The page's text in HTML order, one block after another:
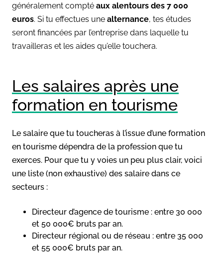
généralement compté aux alentours des 7 000
euros. Si tu effectues une alternance, tes études
seront financées par l’entreprise dans laquelle tu
travailleras et les aides qu’elle touchera.
Les salaires après une
formation en tourisme
Le salaire que tu toucheras à l’issue d’une formation
en tourisme dépendra de la profession que tu
exerces. Pour que tu y voies un peu plus clair, voici
une liste (non exhaustive) des salaire dans ce
secteurs :
Directeur d’agence de tourisme : entre 30 000
et 50 000€ bruts par an.
Directeur régional ou de réseau : entre 35 000
et 55 000€ bruts par an.